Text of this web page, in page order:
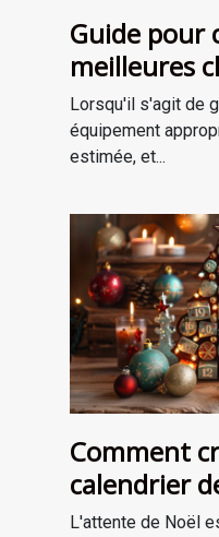
Guide pour
meilleures
golf
de jeu
Lorsqu'il s'agit de
équipement
estimée, et...
Comment
calendrier
pour
L'attente de Noël